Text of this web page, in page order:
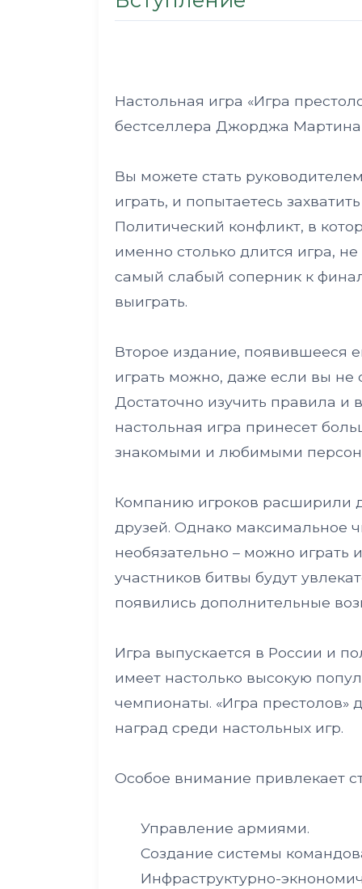
Настольная игра «Игра
бестселлера Джорджа
Вы можете стать
играть, и попытаетесь
Политический конфликт, в
именно столько длится игра,
самый слабый соперник к
выиграть.
Второе издание, появившееся
играть можно, даже если вы не
Достаточно изучить правила и
настольная игра принесет
знакомыми и любимыми
Компанию игроков расширили
друзей. Однако максимальное
необязательно – можно
участников битвы будут
появились дополнительные
Игра выпускается в России и
имеет настолько высокую
чемпионаты. «Игра престолов»
наград среди настольных игр.
Особое внимание привлекает
Управление армиями.
Создание системы
Инфраструктурно-